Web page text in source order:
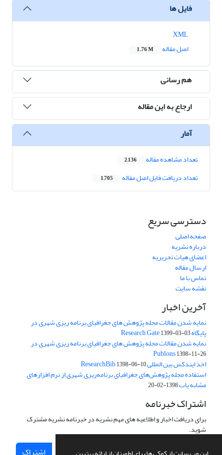
فایل ها
اصل مقاله
1.76 M
هم رسانی
ارجاع به این مقاله
آمار
تعداد مشاهده مقاله 2,136
تعداد دریافت فایل اصل مقاله 1,705
دسترسی سریع
صفحه اصلی
درباره نشریه
اعضای هیات تحریریه
ارسال مقاله
تماس با ما
نقشه سایت
آخرین اخبار
نمایه شدن مقالات مجله پژوهش های جغرافیای برنامه ریزی شهری در
پایگاه Research Gate1399-03-03
نمایه شدن مقالات مجله پژوهش های جغرافیای برنامه ریزی شهری در
Publons1398-11-26
اخذ ایندکس بین المللی ResearchBib1398-06-10
استفاده مجله پژوهش‌های جغرافیای برنامه‌ریزی شهری از نرم افزارهای
مشابه یاب1398-02-20
اشتراک خبرنامه
برای دریافت اخبار و اطلاعیه های مهم نشریه در خبرنامه نشریه مشترک
شوید.